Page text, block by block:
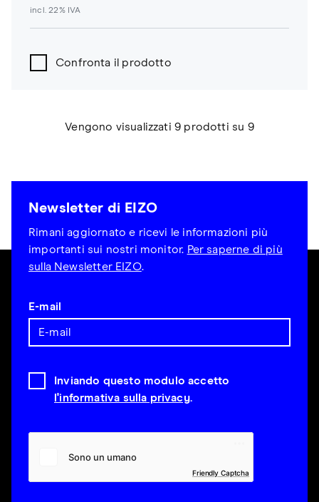
incl. 22% IVA
Confronta il prodotto
Vengono visualizzati 9 prodotti su 9
Newsletter di EIZO
Rimani aggiornato e ricevi le informazioni più
importanti sui nostri monitor. Per saperne di più
sulla Newsletter EIZO.
E-mail
Inviando questo modulo accetto
l'informativa sulla privacy.
Friendly Captcha